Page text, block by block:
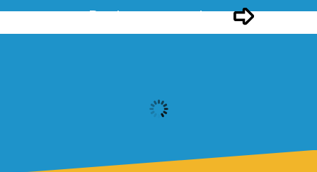
Pagina successivo